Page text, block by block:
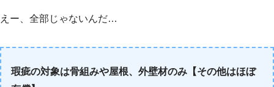
えー、全部じゃないんだ…
瑕疵の対象は骨組みや屋根、外壁材のみ【その他はほぼ